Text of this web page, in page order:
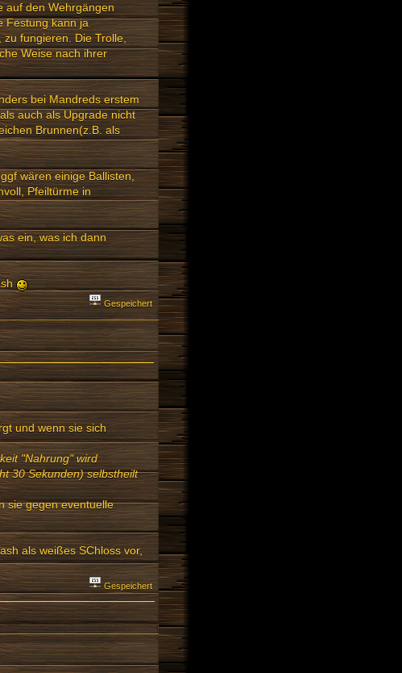
auf den Wehrgängen
Festung kann ja
zu fungieren. Die Trolle,
Weise nach ihrer
bei Mandreds erstem
auch als Upgrade nicht
Brunnen(z.B. als
wären einige Ballisten,
Pfeiltürme in
ein, was ich dann
Gespeichert
und wenn sie sich
"Nahrung" wird
30 Sekunden) selbstheilt
sie gegen eventuelle
als weißes SChloss vor,
Gespeichert